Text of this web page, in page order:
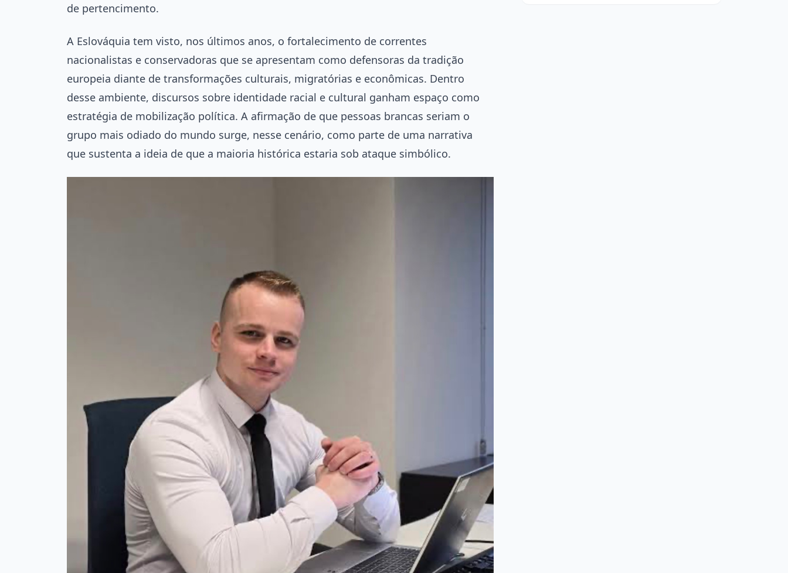
de pertencimento.
A Eslováquia tem visto, nos últimos anos, o fortalecimento de correntes
nacionalistas e conservadoras que se apresentam como defensoras da tradição
europeia diante de transformações culturais, migratórias e econômicas. Dentro
desse ambiente, discursos sobre identidade racial e cultural ganham espaço como
estratégia de mobilização política. A afirmação de que pessoas brancas seriam o
grupo mais odiado do mundo surge, nesse cenário, como parte de uma narrativa
que sustenta a ideia de que a maioria histórica estaria sob ataque simbólico.